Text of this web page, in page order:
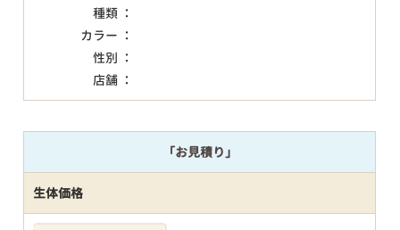
種類 ：
カラー ：
性別 ：
店舗 ：
「お見積り」
生体価格